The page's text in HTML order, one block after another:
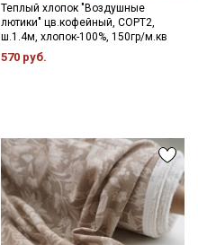
Теплый хлопок "Воздушные
лютики" цв.кофейный, СОРТ2,
ш.1.4м, хлопок-100%, 150гр/м.кв
570 руб.